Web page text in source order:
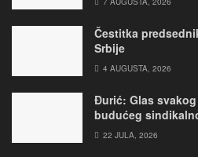
Čestitka
Srbije
4 AUGUSTA, 2026
Đurić: Glas
budućeg
22 JULA, 2026